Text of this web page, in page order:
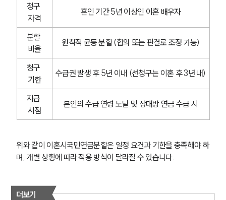
부소개
대륜의 강점
청구
자격
혼인 기간 5년 이상인 이혼 배우자
분할
비율
원칙적 균등 분할 (합의 또는 판결로 조정 가능)
청구
기한
수급권 발생 후 5년 이내 (선청구는 이혼 후 3년 내)
지급
시점
본인의 수급 연령 도달 및 상대방 연금 수급 시
위와 같이 이혼시국민연금분할은 일정 요건과 기한을 충족해야 하
며, 개별 상황에 따라 적용 방식이 달라질 수 있습니다.
더보기